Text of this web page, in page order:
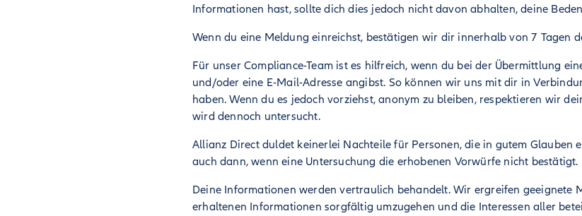
Informationen hast, sollte dich dies jedoch nicht davon abhalten, deine
Wenn du eine Meldung einreichst, bestätigen wir dir innerhalb von 7 Tagen
Für unser Compliance-Team ist es hilfreich, wenn du bei der Übermittlung
und/oder eine E-Mail-Adresse angibst. So können wir uns mit dir in
haben. Wenn du es jedoch vorziehst, anonym zu bleiben, respektieren wir
wird dennoch untersucht.
Allianz Direct duldet keinerlei Nachteile für Personen, die in gutem Glauben
auch dann, wenn eine Untersuchung die erhobenen Vorwürfe nicht bestätigt.
Deine Informationen werden vertraulich behandelt. Wir ergreifen geeignete
erhaltenen Informationen sorgfältig umzugehen und die Interessen aller